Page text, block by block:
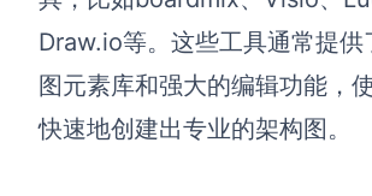
Draw.io等。这些工具通常提供
图元素库和强大的编辑功能，
快速地创建出专业的架构图。